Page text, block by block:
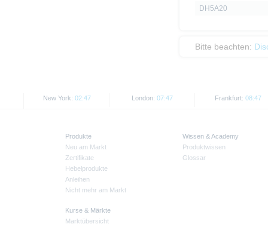
DH5A20
Bitte beachten:
New York: 02:47 London: 07:47 Frankfurt: 08:47
Produkte
Neu am Markt
Zertifikate
Hebelprodukte
Anleihen
Nicht mehr am Markt
Kurse & Märkte
Marktübersicht
Wissen & Academy
Produktwissen
Glossar